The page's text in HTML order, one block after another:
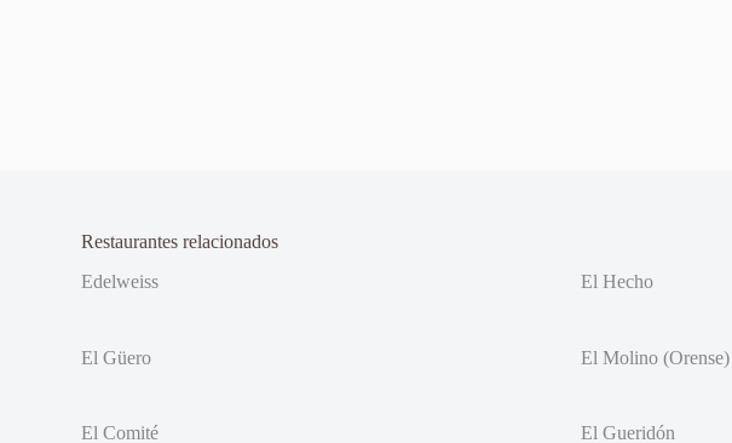
Restaurantes relacionados
Edelweiss
El Hecho
El Güero El Molino (Orense)
El Comité El Gueridón